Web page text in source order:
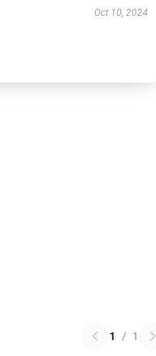
Oct 10, 2024
1 / 1